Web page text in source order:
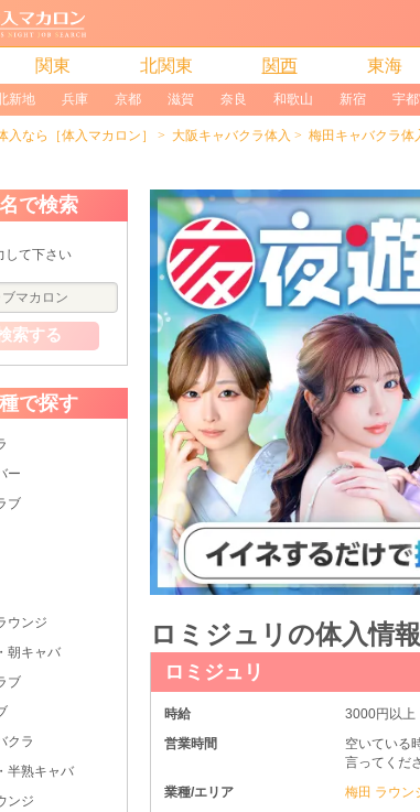
関東 北関東 関西 東海
新地 兵庫 京都 滋賀 奈良 和歌山 新宿 宇
入なら［体入マカロン］ 大阪キャバクラ体入 梅田キャバクラ体
で検索
して下さい
索する
で探す
ー
ブ
ウンジ
朝キャバ
ブ
クラ
半熟キャバ
ンジ
ロミジュリの体入情
ロミジュリ
時給
3000円以上
営業時間
空いている
言ってくだ
業種/エリア
梅田 ラウン